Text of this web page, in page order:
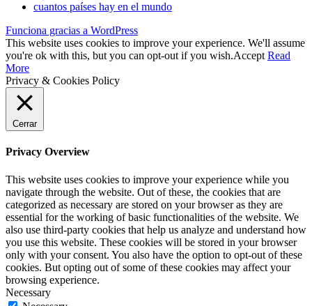
cuantos países hay en el mundo
Funciona gracias a WordPress
This website uses cookies to improve your experience. We'll assume
you're ok with this, but you can opt-out if you wish.Accept Read
More
Privacy & Cookies Policy
Cerrar
Privacy Overview
This website uses cookies to improve your experience while you
navigate through the website. Out of these, the cookies that are
categorized as necessary are stored on your browser as they are
essential for the working of basic functionalities of the website. We
also use third-party cookies that help us analyze and understand how
you use this website. These cookies will be stored in your browser
only with your consent. You also have the option to opt-out of these
cookies. But opting out of some of these cookies may affect your
browsing experience.
Necessary